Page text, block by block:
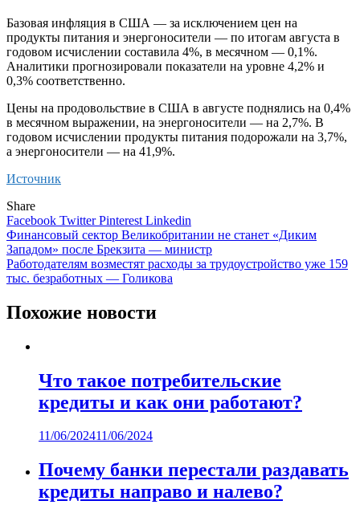
Базовая инфляция в США — за исключением цен на
продукты питания и энергоносители — по итогам августа в
годовом исчислении составила 4%, в месячном — 0,1%.
Аналитики прогнозировали показатели на уровне 4,2% и
0,3% соответственно.
Цены на продовольствие в США в августе поднялись на 0,4%
в месячном выражении, на энергоносители — на 2,7%. В
годовом исчислении продукты питания подорожали на 3,7%,
а энергоносители — на 41,9%.
Источник
Share
Facebook TwitterPinterest Linkedin
Навигация
по
записям
Финансовый сектор Великобритании не станет «Диким
Западом» после Брекзита — министр
Работодателям возместят расходы за трудоустройство уже 159
тыс. безработных — Голикова
Похожие новости
Что такое потребительские
кредиты и как они работают?
11/06/202411/06/2024
Почему банки перестали раздавать
кредиты направо и налево?